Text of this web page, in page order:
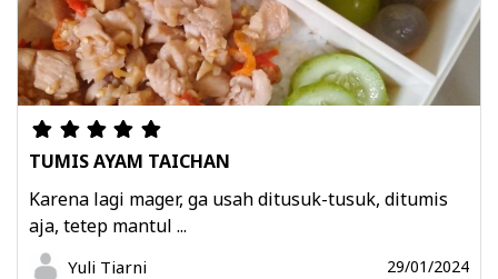
TUMIS AYAM TAICHAN
Karena lagi mager, ga usah ditusuk-tusuk, ditumis
aja, tetep mantul ...
Yuli Tiarni 29/01/2024